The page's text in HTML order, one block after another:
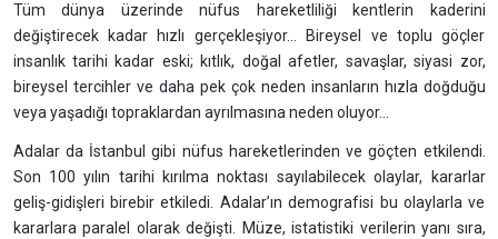
Tüm dünya üzerinde nüfus hareketliliği kentlerin kaderini
değiştirecek kadar hızlı gerçekleşiyor... Bireysel ve toplu göçler
insanlık tarihi kadar eski; kıtlık, doğal afetler, savaşlar, siyasi zor,
bireysel tercihler ve daha pek çok neden insanların hızla doğduğu
veya yaşadığı topraklardan ayrılmasına neden oluyor...
Adalar da İstanbul gibi nüfus hareketlerinden ve göçten etkilendi.
Son 100 yılın tarihi kırılma noktası sayılabilecek olaylar, kararlar
geliş-gidişleri birebir etkiledi. Adalar’ın demografisi bu olaylarla ve
kararlara paralel olarak değişti. Müze, istatistiki verilerin yanı sıra,